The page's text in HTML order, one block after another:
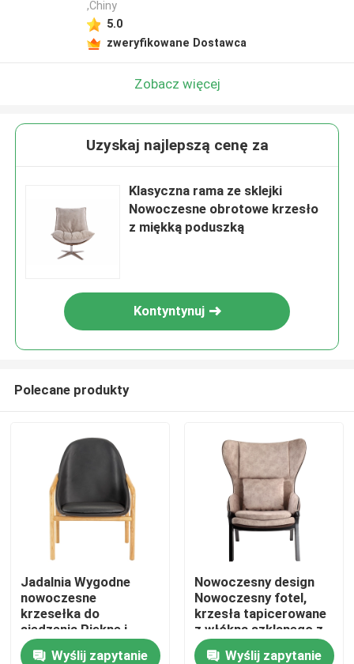
,Chiny
5.0
zweryfikowane Dostawca
Zobacz więcej
Uzyskaj najlepszą cenę za
Klasyczna rama ze sklejki
Nowoczesne obrotowe krzesło
z miękką poduszką
Kontyntynuj
Polecane produkty
Jadalnia Wygodne
nowoczesne
krzesełka do
siedzenia Piękne i
mocne wygląd
Wyślij zapytanie
Nowoczesny design
Nowoczesny fotel,
krzesła tapicerowane
z włókna szklanego z
włókna szklanego
Wyślij zapytanie